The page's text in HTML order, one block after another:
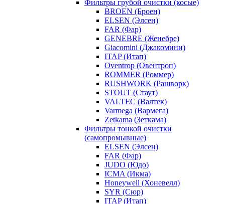
Фильтры грубой очистки (косые)
BROEN (Броен)
ELSEN (Элсен)
FAR (Фар)
GENEBRE (Женебре)
Giacomini (Джакомини)
ITAP (Итап)
Oventrop (Овентроп)
ROMMER (Роммер)
RUSHWORK (Рашворк)
STOUT (Стаут)
VALTEC (Валтек)
Varmega (Вармега)
Zetkama (Зеткама)
Фильтры тонкой очистки
(самопромывные)
ELSEN (Элсен)
FAR (Фар)
JUDO (Юдо)
ICMA (Икма)
Honeywell (Хоневелл)
SYR (Сюр)
ITAP (Итап)